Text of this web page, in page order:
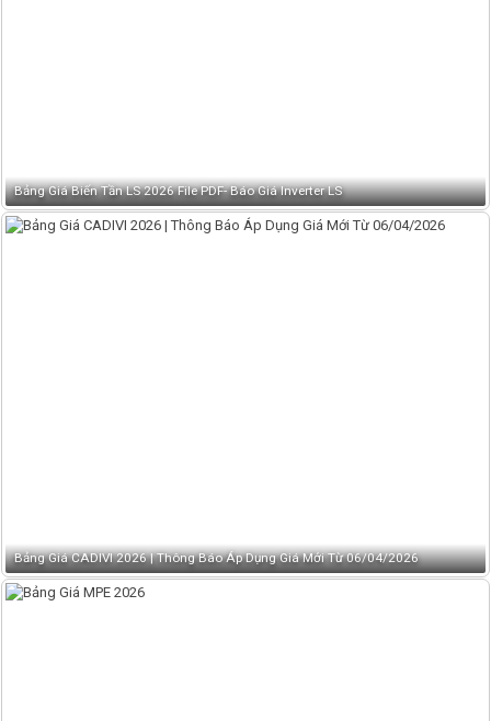
Bảng Giá Biến Tần LS 2026 File PDF- Báo Giá Inverter LS
Bảng Giá CADIVI 2026 | Thông Báo Áp Dụng Giá Mới Từ 06/04/2026